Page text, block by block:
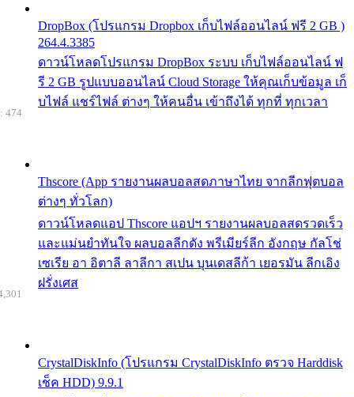
DropBox (โปรแกรม Dropbox เก็บไฟล์ออนไลน์ ฟรี 2 GB )
264.4.3385
ดาวน์โหลดโปรแกรม DropBox ระบบ เก็บไฟล์ออนไลน์ ฟ
รี 2 GB รูปแบบออนไลน์ Cloud Storage ให้คุณเก็บข้อมูล เก็
บไฟล์ แชร์ไฟล์ ต่างๆ ให้คนอื่น เข้าถึงได้ ทุกที่ ทุกเวลา
Thscore (App รายงานผลบอลสดภาษาไทย จากลีกฟุตบอล
ต่างๆ ทั่วโลก)
ดาวน์โหลดแอป Thscore แอปฯ รายงานผลบอลสดรวดเร็ว
และแม่นยำทันใจ ผลบอลลีกดัง พรีเมียร์ลีก อังกฤษ กัลโช่
เซเรีย อา อิตาลี ลาลีกา สเปน บุนเดสลีก้า เยอรมัน ลีกเอิง
ฝรั่งเศส
474
CrystalDiskInfo (โปรแกรม CrystalDiskInfo ตรวจ Harddisk
เช็ค HDD) 9.9.1